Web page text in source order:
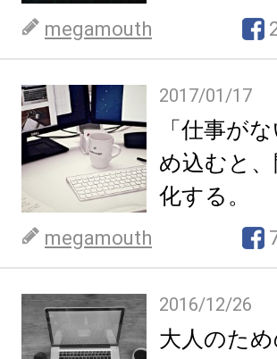
き起こさ
megamouth
2017/01/17
「仕事が
め込むと
化する。
megamouth
2016/12/26
大人のた